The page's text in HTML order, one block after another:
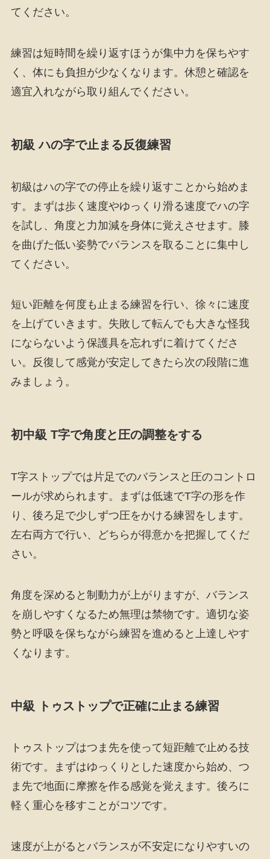
てください。
練習は短時間を繰り返すほうが集中力を保ちやす
く、体にも負担が少なくなります。休憩と確認を
適宜入れながら取り組んでください。
初級 ハの字で止まる反復練習
初級はハの字での停止を繰り返すことから始めま
す。まずは歩く速度やゆっくり滑る速度でハの字
を試し、角度と力加減を身体に覚えさせます。膝
を曲げた低い姿勢でバランスを取ることに集中し
てください。
短い距離を何度も止まる練習を行い、徐々に速度
を上げていきます。失敗して転んでも大きな怪我
にならないよう保護具を忘れずに着けてくださ
い。反復して感覚が安定してきたら次の段階に進
みましょう。
初中級 T字で角度と圧の調整をする
T字ストップでは片足でのバランスと圧のコントロ
ールが求められます。まずは低速でT字の形を作
り、後ろ足で少しずつ圧をかける練習をします。
左右両方で行い、どちらが得意かを把握してくだ
さい。
角度を深めると制動力が上がりますが、バランス
を崩しやすくなるため無理は禁物です。適切な姿
勢と呼吸を保ちながら練習を進めると上達しやす
くなります。
中級 トゥストップで正確に止まる練習
トゥストップはつま先を使って短距離で止める技
術です。まずはゆっくりとした速度から始め、つ
ま先で地面に摩擦を作る感覚を覚えます。後ろに
軽く重心を移すことがコツです。
速度が上がるとバランスが不安定になりやすいの